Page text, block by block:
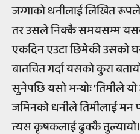
जग्गाको धनीलाई लिखित
तर उसले निक्कै समयसम्म
एकदिन एउटा छिमेकी उसको
बातचित गर्दा यसको कुरा
सुनेपछि यसो भन्योः 'तिमीले
जमिनको धनीले तिमीलाई
त्यस कृषकलाई ढुक्कै